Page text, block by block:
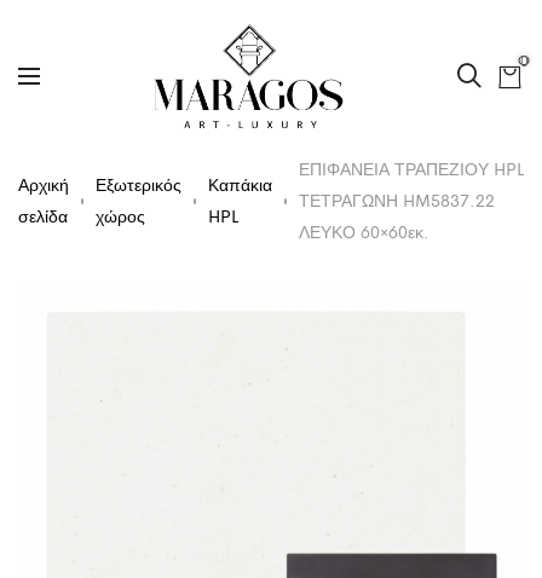
0
Αρχική
σελίδα
Εξωτερικός
χώρος
Καπάκια
HPL
ΕΠΙΦΑΝΕΙΑ ΤΡΑΠΕΖΙΟΥ HPL
ΤΕΤΡΑΓΩΝΗ HM5837.22
ΛΕΥΚΟ 60×60εκ.